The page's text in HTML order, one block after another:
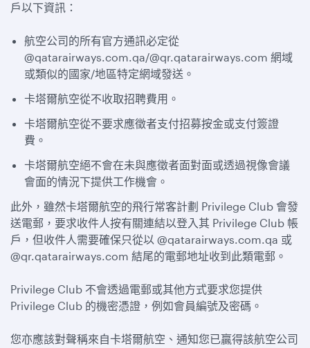
戶以下資訊：
航空公司的所有官方通訊必定從
@qatarairways.com.qa/@qr.qatarairways.com 網域
或類似的國家/地區特定網域發送。
卡塔爾航空從不收取招聘費用。
卡塔爾航空從不要求應徵者支付招募按金或支付簽證
費。
卡塔爾航空絕不會在未與應徵者面對面或透過視像會議
會面的情況下提供工作機會。
此外，雖然卡塔爾航空的飛行常客計劃 Privilege Club 會發
送電郵，要求收件人按有關連結以登入其 Privilege Club 帳
戶，但收件人需要確保只從以 @qatarairways.com.qa 或
@qr.qatarairways.com 結尾的電郵地址收到此類電郵。
Privilege Club 不會透過電郵或其他方式要求您提供
Privilege Club 的機密憑證，例如會員編號及密碼。
您亦應該對聲稱來自卡塔爾航空、通知您已贏得該航空公司